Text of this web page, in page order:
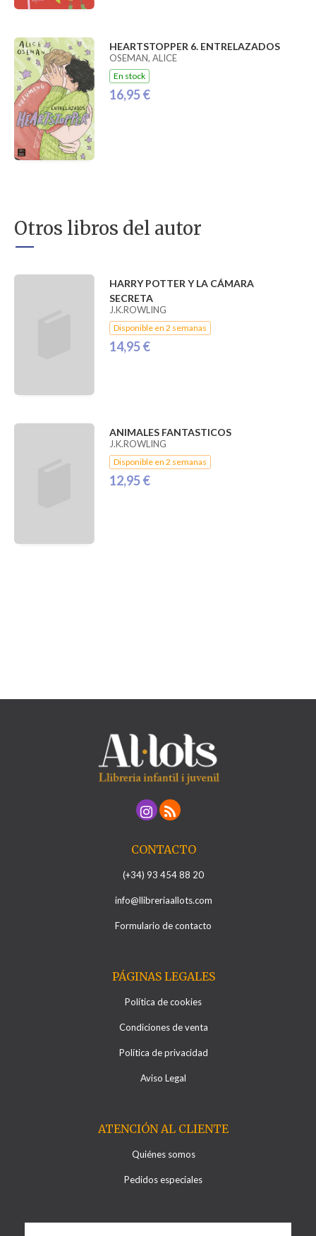
HEARTSTOPPER 6. ENTRELAZADOS
OSEMAN, ALICE
En stock
16,95 €
Otros libros del autor
HARRY POTTER Y LA CÁMARA
SECRETA
J.K.ROWLING
Disponible en 2 semanas
14,95 €
ANIMALES FANTASTICOS
J.K.ROWLING
Disponible en 2 semanas
12,95 €
CONTACTO
(+34) 93 454 88 20
info@llibreriaallots.com
Formulario de contacto
PÁGINAS LEGALES
Política de cookies
Condiciones de venta
Política de privacidad
Aviso Legal
ATENCIÓN AL CLIENTE
Quiénes somos
Pedidos especiales